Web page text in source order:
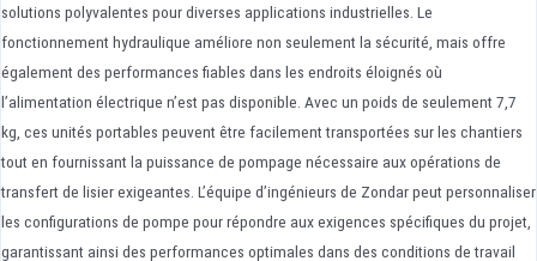
solutions polyvalentes pour diverses applications industrielles. Le
fonctionnement hydraulique améliore non seulement la sécurité, mais offre
également des performances fiables dans les endroits éloignés où
l’alimentation électrique n’est pas disponible. Avec un poids de seulement 7,7
kg, ces unités portables peuvent être facilement transportées sur les chantiers
tout en fournissant la puissance de pompage nécessaire aux opérations de
transfert de lisier exigeantes. L’équipe d’ingénieurs de Zondar peut personnaliser
les configurations de pompe pour répondre aux exigences spécifiques du projet,
garantissant ainsi des performances optimales dans des conditions de travail